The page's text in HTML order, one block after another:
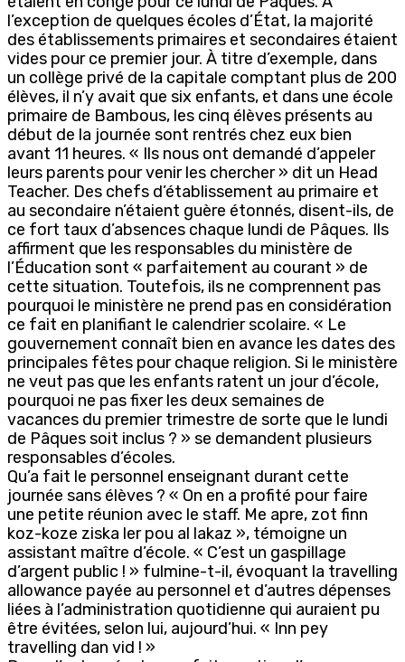
l’exception de quelques écoles d’État, la majorité
des établissements primaires et secondaires étaient
vides pour ce premier jour. À titre d’exemple, dans
un collège privé de la capitale comptant plus de 200
élèves, il n’y avait que six enfants, et dans une école
primaire de Bambous, les cinq élèves présents au
début de la journée sont rentrés chez eux bien
avant 11 heures. « Ils nous ont demandé d’appeler
leurs parents pour venir les chercher » dit un Head
Teacher. Des chefs d’établissement au primaire et
au secondaire n’étaient guère étonnés, disent-ils, de
ce fort taux d’absences chaque lundi de Pâques. Ils
affirment que les responsables du ministère de
l’Éducation sont « parfaitement au courant » de
cette situation. Toutefois, ils ne comprennent pas
pourquoi le ministère ne prend pas en considération
ce fait en planifiant le calendrier scolaire. « Le
gouvernement connaît bien en avance les dates des
principales fêtes pour chaque religion. Si le ministère
ne veut pas que les enfants ratent un jour d’école,
pourquoi ne pas fixer les deux semaines de
vacances du premier trimestre de sorte que le lundi
de Pâques soit inclus ? » se demandent plusieurs
responsables d’écoles.
Qu’a fait le personnel enseignant durant cette
journée sans élèves ? « On en a profité pour faire
une petite réunion avec le staff. Me apre, zot finn
koz-koze ziska ler pou al lakaz », témoigne un
assistant maître d’école. « C’est un gaspillage
d’argent public ! » fulmine-t-il, évoquant la travelling
allowance payée au personnel et d’autres dépenses
liées à l’administration quotidienne qui auraient pu
être évitées, selon lui, aujourd’hui. « Inn pey
travelling dan vid ! »